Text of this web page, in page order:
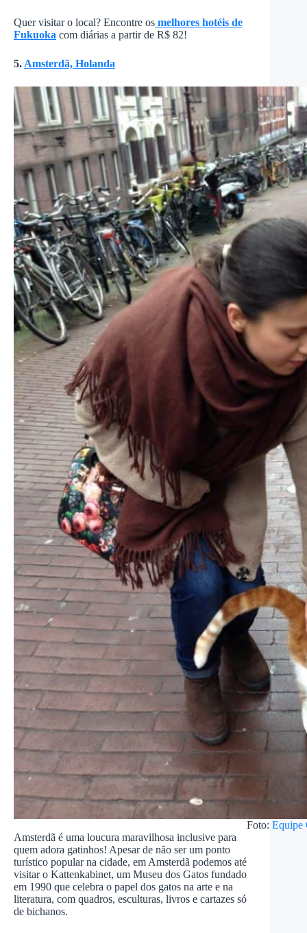
Quer visitar o local? Encontre os melhores hotéis de
Fukuoka com diárias a partir de R$ 82!
5. Amsterdã, Holanda
Foto: Equipe
Amsterdã é uma loucura maravilhosa inclusive para
quem adora gatinhos! Apesar de não ser um ponto
turístico popular na cidade, em Amsterdã podemos até
visitar o Kattenkabinet, um Museu dos Gatos fundado
em 1990 que celebra o papel dos gatos na arte e na
literatura, com quadros, esculturas, livros e cartazes só
de bichanos.